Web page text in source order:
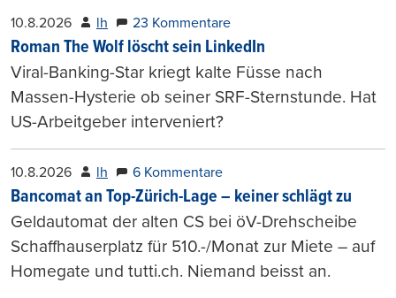
10.8.2026 lh 23 Kommentare
Roman The Wolf löscht sein LinkedIn
Viral-Banking-Star kriegt kalte Füsse nach
Massen-Hysterie ob seiner SRF-Sternstunde. Hat
US-Arbeitgeber interveniert?
10.8.2026 lh 6 Kommentare
Bancomat an Top-Zürich-Lage – keiner schlägt zu
Geldautomat der alten CS bei öV-Drehscheibe
Schaffhauserplatz für 510.-/Monat zur Miete – auf
Homegate und tutti.ch. Niemand beisst an.